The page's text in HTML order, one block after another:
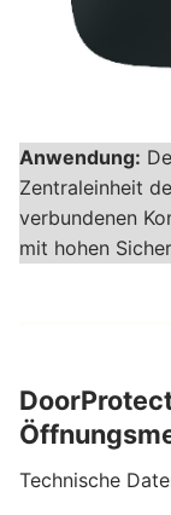
Anwendung:
Zentraleinheit
verbundenen
mit hohen
Technische